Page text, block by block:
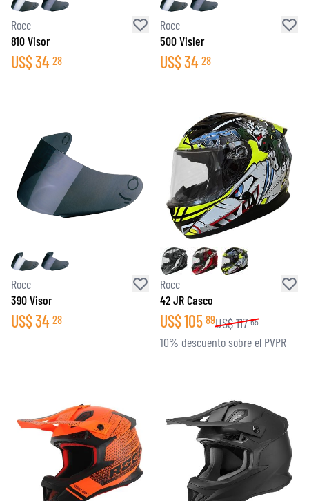
Rocc
810 Visor
US$34 28
Rocc
500 Visier
US$34 28
Rocc
390 Visor
US$34 28
Rocc
42 JR Casco
US$105 89US$117 65
10% descuento sobre el PVPR